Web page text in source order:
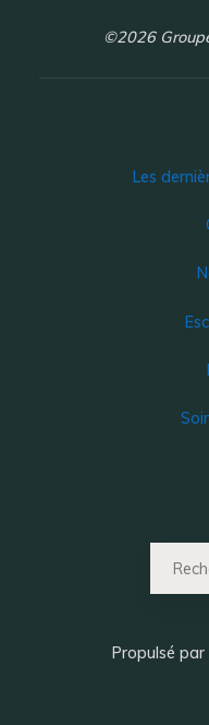
©2026
Les
Propulsé par